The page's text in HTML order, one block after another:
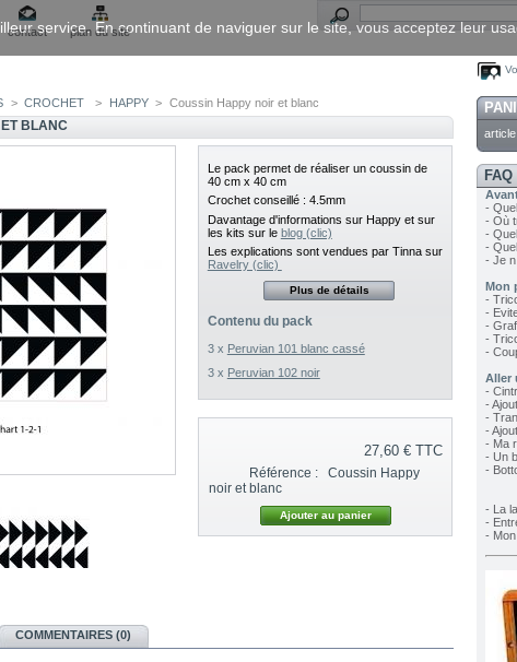
contact
plan du site
> CROCHET > HAPPY > Coussin Happy noir et blanc
BLANC
Le pack permet de réaliser un coussin de
40 cm x 40 cm
Crochet conseillé : 4.5mm
Davantage d'informations sur Happy et sur
les kits sur le blog (clic)
Les explications sont vendues par Tinna sur
Ravelry (clic)
Plus de détails
Contenu du pack
3 x Peruvian 101 blanc cassé
3 x Peruvian 102 noir
27,60 €TTC
Référence :
Coussin Happy
noir et blanc
COMMENTAIRES (0)
article
-
- Où
-
-
- Je
Mon
-
-
-
-
-
Aller
-
-
-
-
- Ma
- Un
-
- La
-
-
service. En continuant de naviguer sur le site, vous acceptez leur